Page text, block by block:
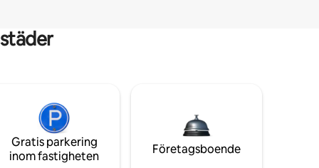
Gratis parkering
inom fastigheten
Företagsboende